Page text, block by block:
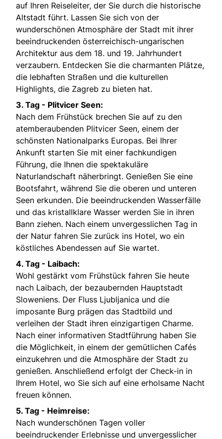
auf Ihren Reiseleiter, der Sie durch die historische
Altstadt führt. Lassen Sie sich von der
wunderschönen Atmosphäre der Stadt mit ihrer
beeindruckenden österreichisch-ungarischen
Architektur aus dem 18. und 19. Jahrhundert
verzaubern. Entdecken Sie die charmanten Plätze,
die lebhaften Straßen und die kulturellen
Highlights, die Zagreb zu bieten hat.
3. Tag - Plitvicer Seen:
Nach dem Frühstück brechen Sie auf zu den
atemberaubenden Plitvicer Seen, einem der
schönsten Nationalparks Europas. Bei Ihrer
Ankunft starten Sie mit einer fachkundigen
Führung, die Ihnen die spektakuläre
Naturlandschaft näherbringt. Genießen Sie eine
Bootsfahrt, während Sie die oberen und unteren
Seen erkunden. Die beeindruckenden Wasserfälle
und das kristallklare Wasser werden Sie in ihren
Bann ziehen. Nach einem unvergesslichen Tag in
der Natur fahren Sie zurück ins Hotel, wo ein
köstliches Abendessen auf Sie wartet.
4. Tag - Laibach:
Wohl gestärkt vom Frühstück fahren Sie heute
nach Laibach, der bezaubernden Hauptstadt
Sloweniens. Der Fluss Ljubljanica und die
imposante Burg prägen das Stadtbild und
verleihen der Stadt ihren einzigartigen Charme.
Nach einer informativen Stadtführung haben Sie
die Möglichkeit, in einem der gemütlichen Cafés
einzukehren und die Atmosphäre der Stadt zu
genießen. Anschließend erfolgt der Check-in in
Ihrem Hotel, wo Sie sich auf eine erholsame Nacht
freuen können.
5. Tag - Heimreise:
Nach wunderschönen Tagen voller
beeindruckender Erlebnisse und unvergesslicher